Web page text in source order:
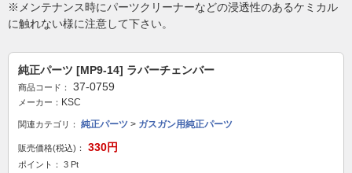
※メンテナンス時にパーツクリーナーなどの浸透性のあるケミカル
に触れない様に注意して下さい。
純正パーツ [MP9-14] ラバーチェンバー
商品コード： 37-0759
メーカー： KSC
関連カテゴリ： 純正パーツ > ガスガン用純正パーツ
販売価格(税込)： 330円
ポイント： 3 Pt